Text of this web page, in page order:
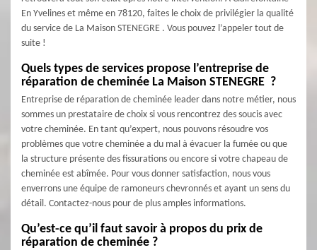
En Yvelines et même en 78120, faites le choix de privilégier la qualité
du service de La Maison STENEGRE . Vous pouvez l’appeler tout de
suite !
Quels types de services propose l’entreprise de
réparation de cheminée La Maison STENEGRE ?
Entreprise de réparation de cheminée leader dans notre métier, nous
sommes un prestataire de choix si vous rencontrez des soucis avec
votre cheminée. En tant qu’expert, nous pouvons résoudre vos
problèmes que votre cheminée a du mal à évacuer la fumée ou que
la structure présente des fissurations ou encore si votre chapeau de
cheminée est abîmée. Pour vous donner satisfaction, nous vous
enverrons une équipe de ramoneurs chevronnés et ayant un sens du
détail. Contactez-nous pour de plus amples informations.
Qu’est-ce qu’il faut savoir à propos du prix de
réparation de cheminée ?